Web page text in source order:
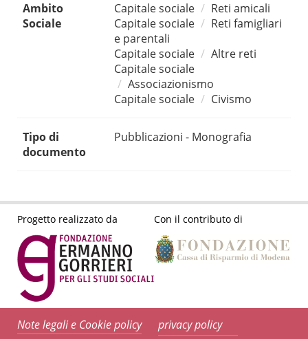
Ambito
Sociale
Capitale sociale
Reti amicali
Capitale sociale
Reti famigliari
e parentali
Capitale sociale
Altre reti
Capitale sociale
Associazionismo
Capitale sociale
Civismo
Tipo di
documento
Pubblicazioni - Monografia
Progetto realizzato da Con il contributo di
Note legali e Cookie policy privacy policy